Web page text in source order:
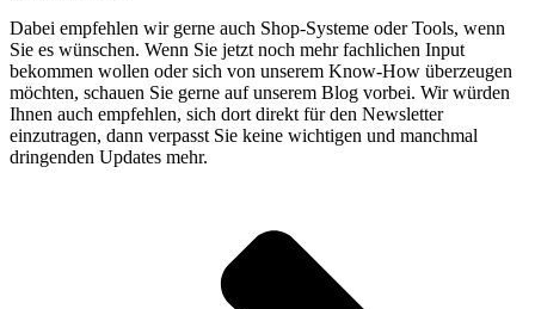
Dabei empfehlen wir gerne auch Shop-Systeme oder Tools, wenn
Sie es wünschen. Wenn Sie jetzt noch mehr fachlichen Input
bekommen wollen oder sich von unserem Know-How überzeugen
möchten, schauen Sie gerne auf unserem Blog vorbei. Wir würden
Ihnen auch empfehlen, sich dort direkt für den Newsletter
einzutragen, dann verpasst Sie keine wichtigen und manchmal
dringenden Updates mehr.